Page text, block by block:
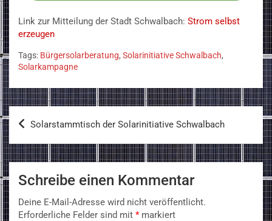
Link zur Mitteilung der Stadt Schwalbach: Strom selbst
erzeugen
Tags: Bürgersolarberatung, Solarinitiative Schwalbach,
Solarkampagne
Beitragsnavigation
Solarstammtisch der Solarinitiative Schwalbach
Schreibe einen Kommentar
Deine E-Mail-Adresse wird nicht veröffentlicht.
Erforderliche Felder sind mit *markiert